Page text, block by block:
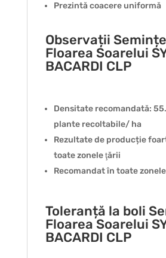
Prezintă coacere uniformă
Observații
Floarea Soarelui
BACARDI CLP
Densitate recomandată:
plante recoltabile/ ha
Rezultate de producție
toate zonele ţării
Recomandat în toate
Toleranță la boli
Floarea Soarelui
BACARDI CLP